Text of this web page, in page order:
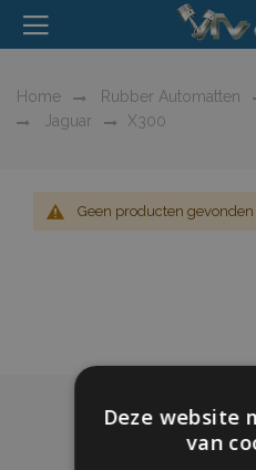
Home Rubber Automatten
Jaguar
X300
Geen producten
Deze website
van